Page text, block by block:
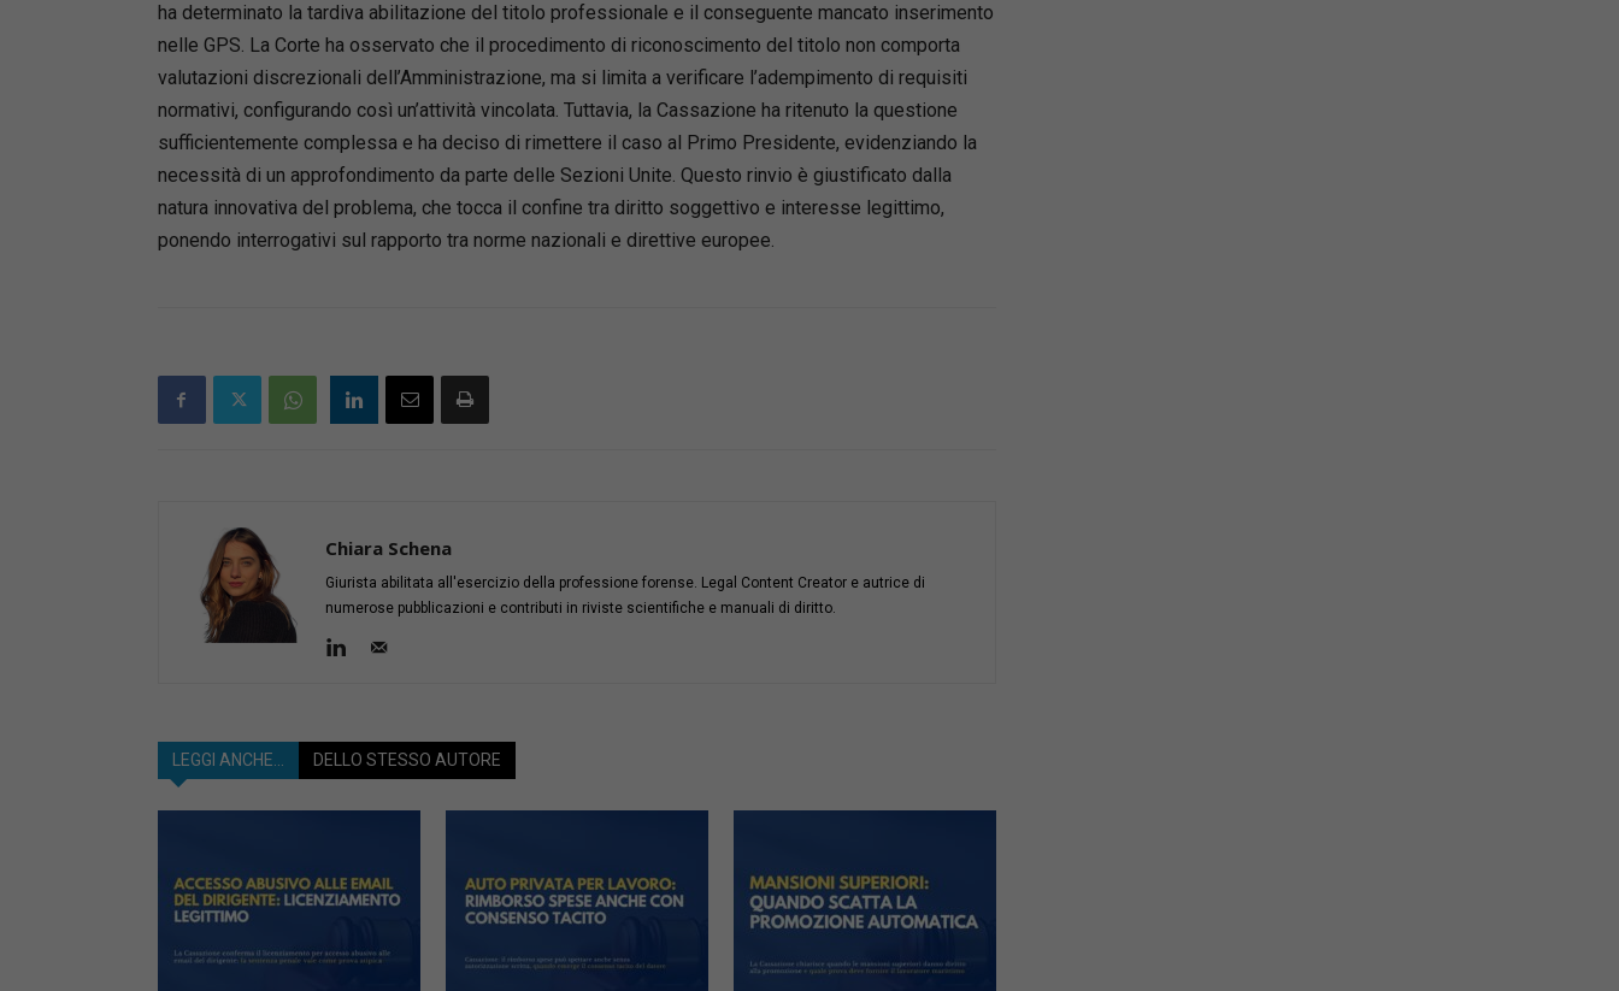
ha determinato la tardiva abilitazione del titolo professionale e il conseguente mancato inserimento
nelle GPS. La Corte ha osservato che il procedimento di riconoscimento del titolo non comporta
valutazioni discrezionali dell’Amministrazione, ma si limita a verificare l’adempimento di requisiti
normativi, configurando così un’attività vincolata. Tuttavia, la Cassazione ha ritenuto la questione
sufficientemente complessa e ha deciso di rimettere il caso al Primo Presidente, evidenziando la
necessità di un approfondimento da parte delle Sezioni Unite. Questo rinvio è giustificato dalla
natura innovativa del problema, che tocca il confine tra diritto soggettivo e interesse legittimo,
ponendo interrogativi sul rapporto tra norme nazionali e direttive europee.
Chiara Schena
Giurista abilitata all'esercizio della professione forense. Legal Content Creator e autrice di
numerose pubblicazioni e contributi in riviste scientifiche e manuali di diritto.
LEGGI ANCHE... DELLO STESSO AUTORE